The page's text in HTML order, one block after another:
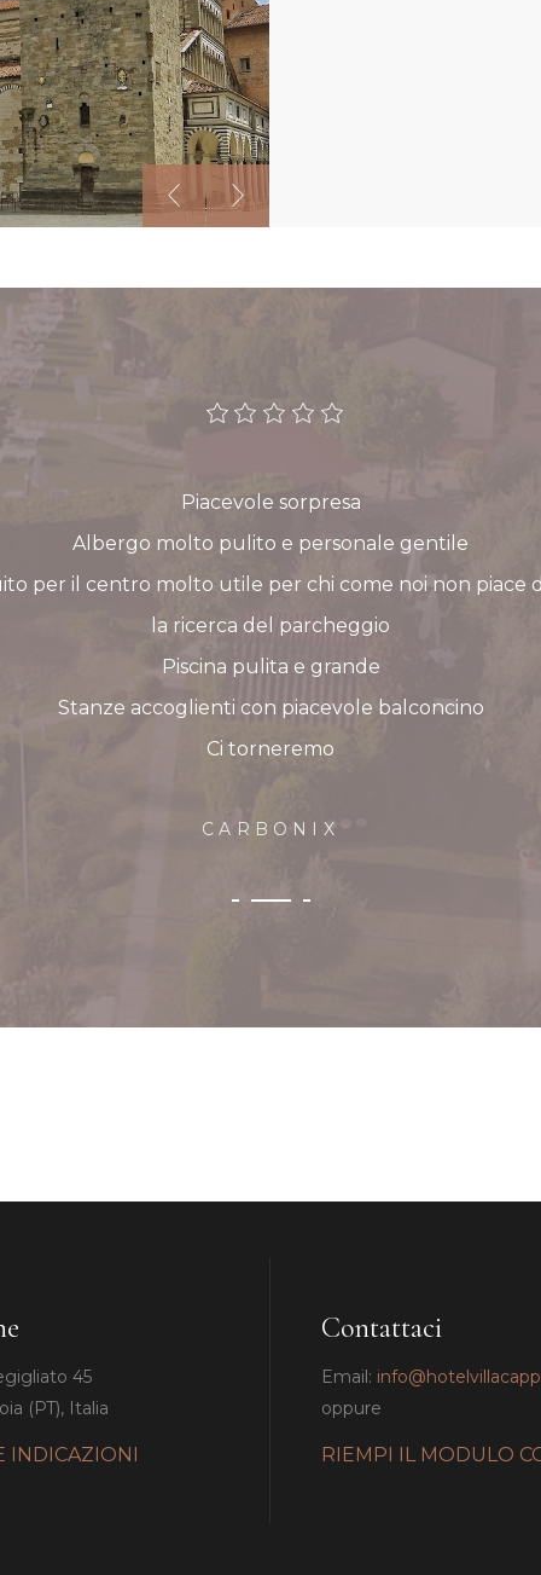
Piacevole sorpresa
Albergo molto pulito e personale gentile
per il centro molto utile per chi come noi non piace
la ricerca del parcheggio
Piscina pulita e grande
Stanze accoglienti con piacevole balconcino
Ci torneremo
CARBONIX
45
(PT), Italia
INDICAZIONI
Contattaci
Email:
oppure
RIEMPI IL MODULO